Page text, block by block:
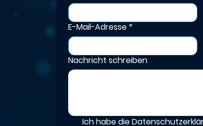
E-Mail-Adresse *
Nachricht schreiben
Ich habe die